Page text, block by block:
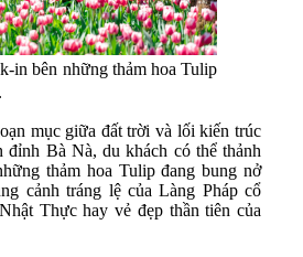
in bên những thảm hoa Tulip
.
mục giữa đất trời và lối kiến trúc
đỉnh Bà Nà, du khách có thể thảnh
thảm hoa Tulip đang bung nở
cảnh tráng lệ của Làng Pháp cổ
Thực hay vẻ đẹp thần tiên của